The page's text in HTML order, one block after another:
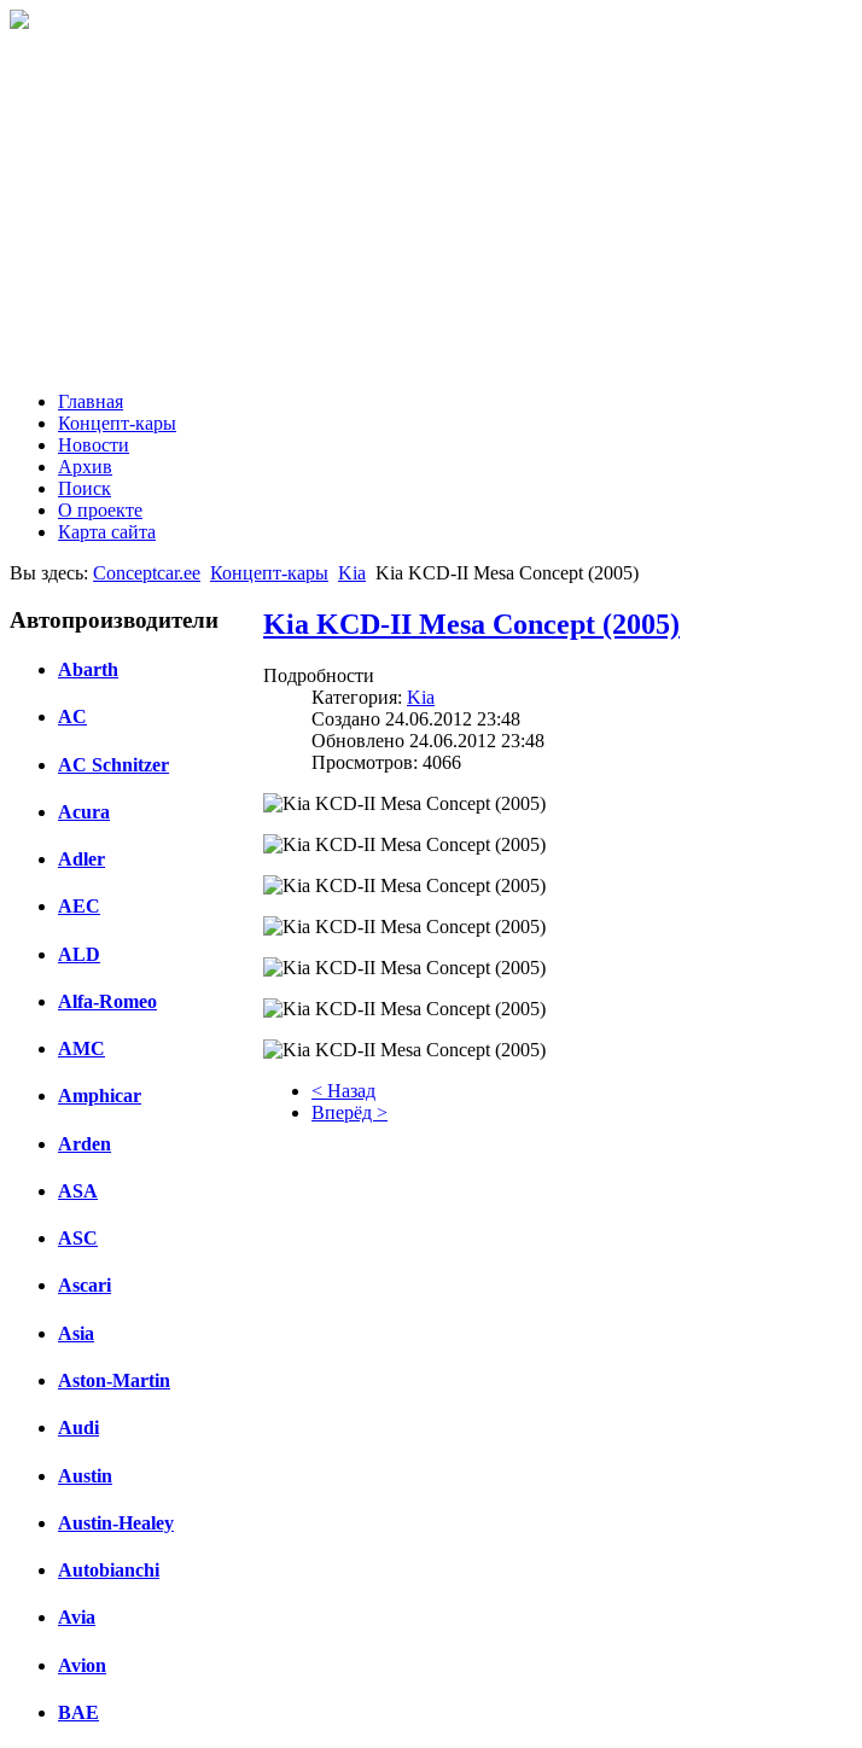
Главная
Концепт-кары
Новости
Архив
Поиск
О проекте
Карта сайта
Вы здесь: Conceptcar.ee Концепт-кары Kia Kia KCD-II Mesa Concept (2005)
Автопроизводители
Abarth
AC
AC Schnitzer
Acura
Adler
AEC
ALD
Alfa-Romeo
AMC
Amphicar
Arden
ASA
ASC
Ascari
Asia
Aston-Martin
Audi
Austin
Austin-Healey
Autobianchi
Avia
Avion
BAE
Kia KCD-II Mesa Concept (2005)
Подробности
Категория: Kia
Создано 24.06.2012 23:48
Обновлено 24.06.2012 23:48
Просмотров: 4066
< Назад
Вперёд >